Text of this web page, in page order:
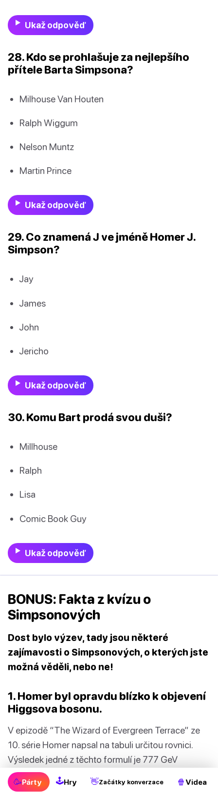
Ukaž odpověď
28. Kdo se prohlašuje za nejlepšího
přítele Barta Simpsona?
Milhouse Van Houten
Ralph Wiggum
Nelson Muntz
Martin Prince
Ukaž odpověď
29. Co znamená J ve jméně Homer J.
Simpson?
Jay
James
John
Jericho
Ukaž odpověď
30. Komu Bart prodá svou duši?
Millhouse
Ralph
Lisa
Comic Book Guy
Ukaž odpověď
BONUS: Fakta z kvízu o
Simpsonových
Dost bylo výzev, tady jsou některé
zajímavosti o Simpsonových, o kterých jste
možná věděli, nebo ne!
1. Homer byl opravdu blízko k objevení
Higgsova bosonu.
V epizodě “The Wizard of Evergreen Terrace” ze
10. série Homer napsal na tabuli určitou rovnici.
Výsledek jedné z těchto formulí je 777 GeV
(gigaelektronvoltů) a je docela blízko skutečné
hmotnosti Higgsova bosonu, která je 125 GeV.
🥳Párty 🕹Hry 👋Začátky konverzace 🍿 Videa